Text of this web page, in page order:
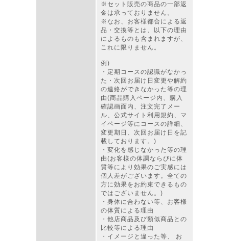
※セット販売の商品の一部返
金は承っておりません。
※なお、お客様都合による返
品・交換等とは、以下の理由
によるものも含まれますが、
これに限りません。
例)
・定期コースの認識がなかっ
た・次回お届け日変更や解約
の連絡ができなかった等の理
由(商品購入ページ内、購入
確認画面内、注文完了メー
ル、公式サイト利用規約、マ
イページ等にコースの詳細、
変更期日、次回お届け日を記
載しております。)
・変化を感じなかった等の理
由(お客様の体調ならびに体
質等により効果のご実感には
個人差がございます。全ての
方に効果をお約束できるもの
ではございません。)
・身体に合わない等、お客様
の体質による理由
・他店商品及び類似商品との
比較等による理由
・イメージと違った等、 お